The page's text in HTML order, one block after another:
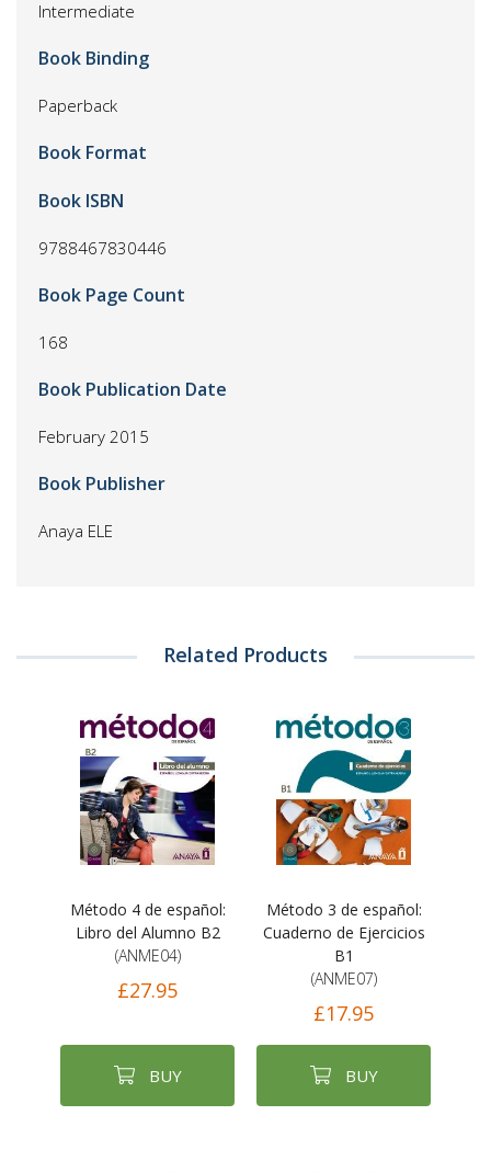
Intermediate
Book Binding
Paperback
Book Format
Book ISBN
9788467830446
Book Page Count
168
Book Publication Date
February 2015
Book Publisher
Anaya ELE
Related Products
Método 4 de español:
Libro del Alumno B2
(ANME04)
£27.95
BUY
Método 3 de español:
Cuaderno de Ejercicios
B1
(ANME07)
£17.95
BUY